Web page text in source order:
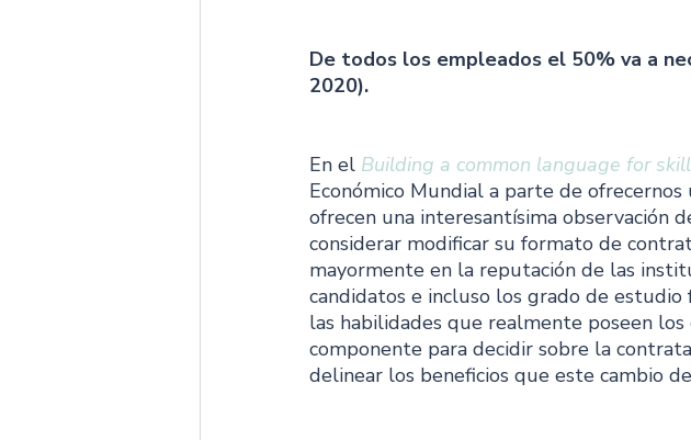
De todos los empleados el 50% va a
2020).
En el Building a common language for
Económico Mundial a parte de
ofrecen una interesantísima observación
considerar modificar su formato de
mayormente en la reputación de las
candidatos e incluso los grado de
las habilidades que realmente poseen
componente para decidir sobre la
delinear los beneficios que este cambio